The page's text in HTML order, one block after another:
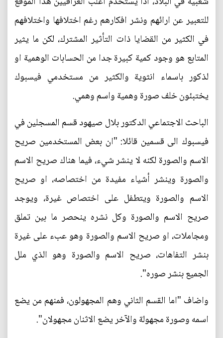
للتعبير عن ارائهم ونشر افكارهم رغم اختلافها واختلافهم
في الكثير من القضايا ذات التأثير المشترك، لكن ما يثير
المتابع هو وجود كمية كبيرة جدا من الحسابات الوهمية او
لذكور باسماء انثوية والكثير من مستخدمي فيسبوك
يختبئون خلف صورة وهمية واسم وهمي.
الباحث الاجتماعي الدكتور بلال صيهود قسم المسجلين في
فيسبوك الى قسمين قائلا: "ان بعض المستخدمين صريح
الاسم والصورة لكنه لا ينشر شيء، فيما هناك صريح الاسم
والصورة وينشر أشياء مفيدة من اختصاصه، او صريح
الاسم والصورة ويتطفل على اختصاص غيرة، ويوجد
صريح الاسم والصورة وكل نشره ينحصر ما بين تملق
ومجاملات، او صريح الاسم والصورة وهو عبء على غيرة
بنشر التفاهات، صريح الاسم والصورة وهو الذي ملل
الجميع بنشر صوره".
واضاف "اما القسم الثاني وهم المجهولون، فمنهم من يضع
اسمه وصورة مجهولة والآخر يضع الاثنان مجهولان".